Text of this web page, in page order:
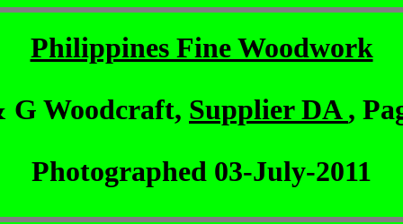
Philippines Fine Woodwork
G Woodcraft, Supplier DA,
Photographed 03-July-2011